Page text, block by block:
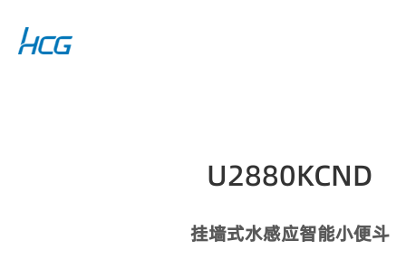
U2880KCND
挂墙式水感应智能小便斗